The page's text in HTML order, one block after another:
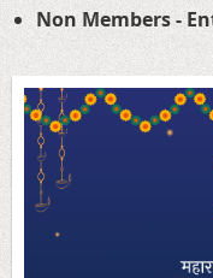
Non Members -